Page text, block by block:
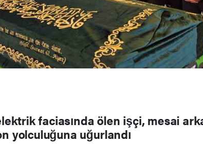
faciasında ölen işçi, mesai
yolculuğuna uğurlandı